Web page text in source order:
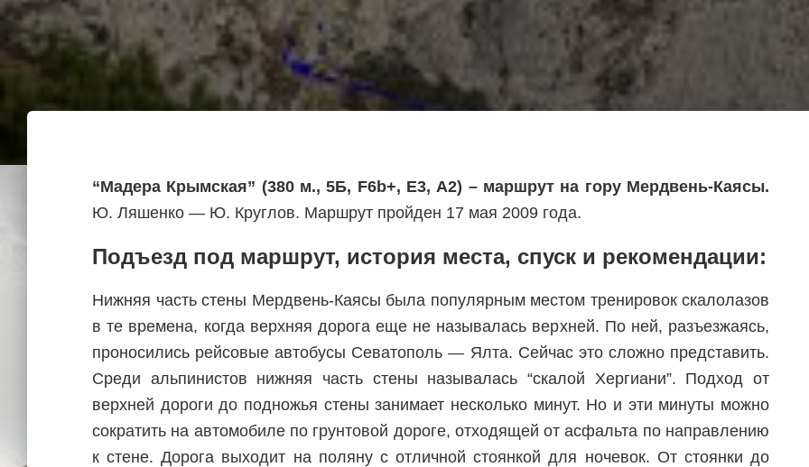
“Мадера Крымская” (380 м., 5Б, F6b+, E3, А2) – маршрут на гору Мердвень-Каясы.
Ю. Ляшенко — Ю. Круглов. Маршрут пройден 17 мая 2009 года.
Подъезд под маршрут, история места, спуск и рекомендации:
Нижняя часть стены Мердвень-Каясы была популярным местом тренировок скалолазов
в те времена, когда верхняя дорога еще не называлась верхней. По ней, разъезжаясь,
проносились рейсовые автобусы Севатополь — Ялта. Сейчас это сложно представить.
Среди альпинистов нижняя часть стены называлась “скалой Хергиани”. Подход от
верхней дороги до подножья стены занимает несколько минут. Но и эти минуты можно
сократить на автомобиле по грунтовой дороге, отходящей от асфальта по направлению
к стене. Дорога выходит на поляну с отличной стоянкой для ночевок. От стоянки до